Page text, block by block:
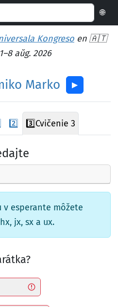
🌐
Kongreso en 🇦🇹
aŭg. 2026
Marko ▶︎
2️⃣ 3️⃣Cvičenie 3
v esperante môžete
jx, sx a ux.